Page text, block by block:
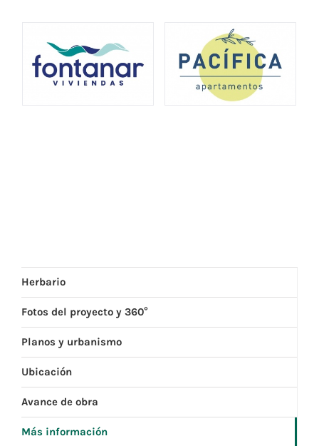
Herbario
Fotos del proyecto y 360°
Planos y urbanismo
Ubicación
Avance de obra
Más información